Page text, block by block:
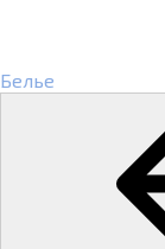
Белье